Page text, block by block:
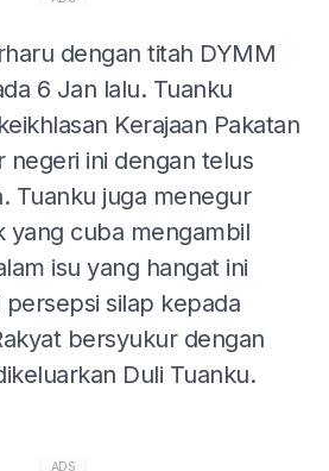
dengan titah DYMM
6 Jan lalu. Tuanku
Kerajaan Pakatan
negeri ini dengan telus
Tuanku juga menegur
yang cuba mengambil
isu yang hangat ini
silap kepada
bersyukur dengan
Duli Tuanku.
ADS